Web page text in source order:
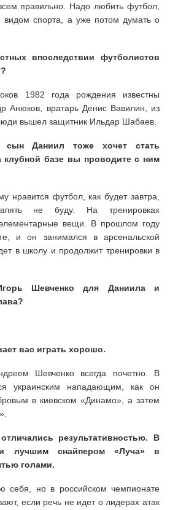
правильно. Надо любить футбол,
видом спорта, а уже потом думать о
впоследствии футболистов
1982 года рождения известны
Анюков, вратарь Денис Вавилин, из
вышел защитник Ильдар Шабаев.
Даниил тоже хочет стать
клубной базе вы проводите с ним
нравится футбол, как будет завтра,
не буду. На тренировках
вещи. В прошлом году
и он занимался в арсенальской
в школу и продолжит тренировки в
Шевченко для Даниила и
вас играть хорошо.
Шевченко всегда почетно. В
украинским нападающим, как он
в киевском «Динамо», а затем
результативностью. В
лучшим снайпером «Луча» в
голами.
себя, но в российском чемпионате
если речь не идет о лидерах атак